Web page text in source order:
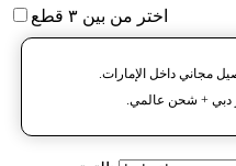
اختر من بين ٣ قطع
دبي + شحن عالمي.